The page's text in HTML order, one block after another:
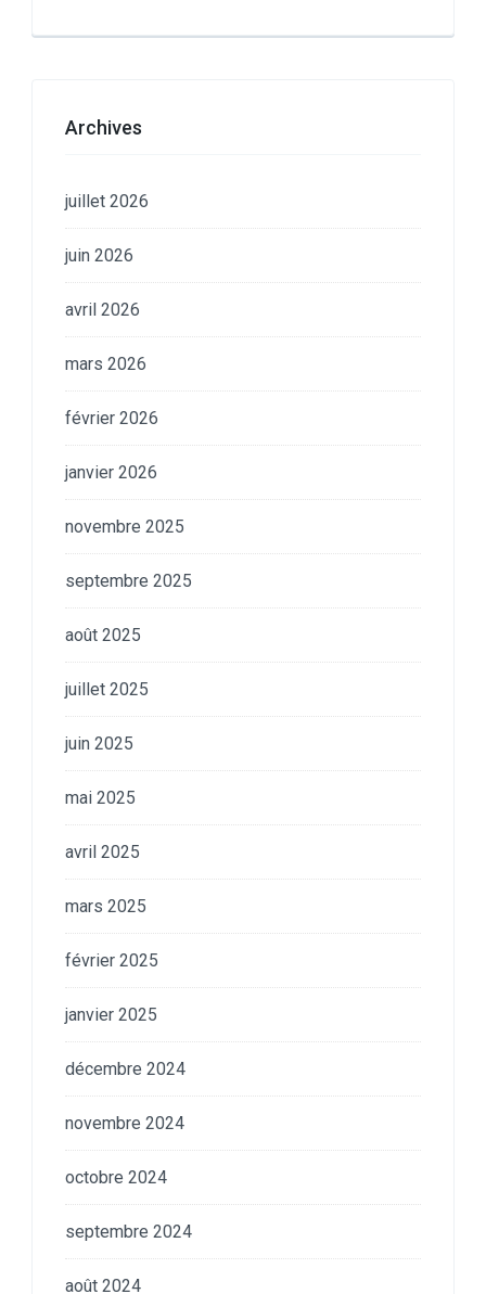
Archives
juillet 2026
juin 2026
avril 2026
mars 2026
février 2026
janvier 2026
novembre 2025
septembre 2025
août 2025
juillet 2025
juin 2025
mai 2025
avril 2025
mars 2025
février 2025
janvier 2025
décembre 2024
novembre 2024
octobre 2024
septembre 2024
août 2024